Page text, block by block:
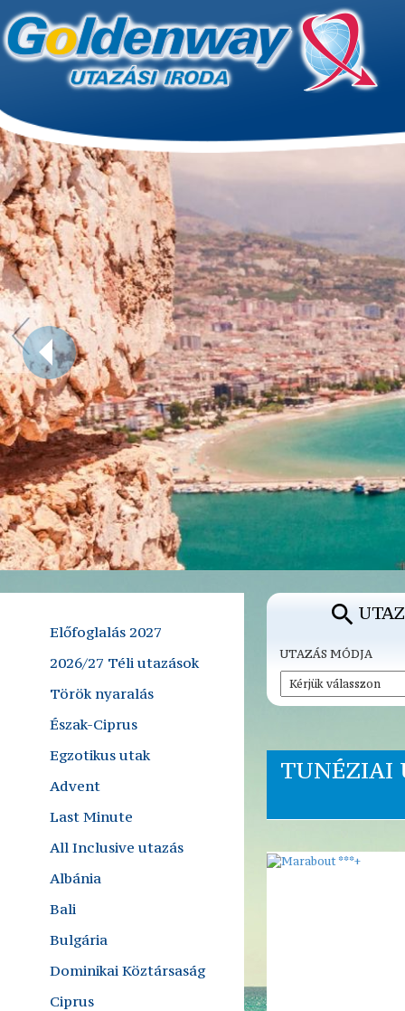
Előfoglalás 2027
2026/27 Téli utazások
Török nyaralás
Észak-Ciprus
Egzotikus utak
Advent
Last Minute
All Inclusive utazás
Albánia
Bali
Bulgária
Dominikai Köztársaság
Ciprus
UTAZÁS MÓDJA
TUNÉZIAI